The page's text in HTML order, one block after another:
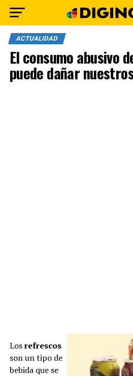
ACTUALIDAD
El consumo abusivo
puede dañar
Losrefrescos
son un tipo de
bebida que se